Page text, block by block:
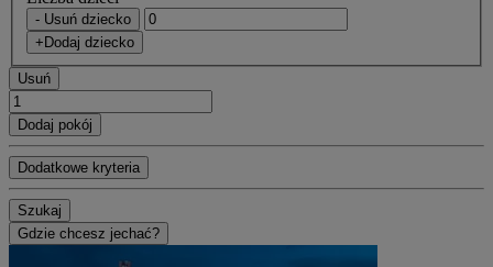
- Usuń dziecko
+Dodaj dziecko
Usuń
Dodaj pokój
Dodatkowe kryteria
Szukaj
Gdzie chcesz jechać?